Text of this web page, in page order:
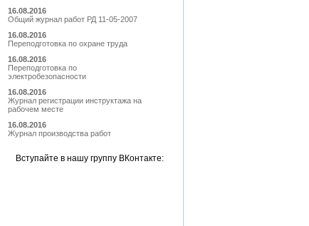
16.08.2016
Общий журнал работ РД 11-05-2007
16.08.2016
Переподготовка по охране труда
16.08.2016
Переподготовка по
электробезопасности
16.08.2016
Журнал регистрации инструктажа на
рабочем месте
16.08.2016
Журнал производства работ
Вступайте в нашу группу ВКонтакте: